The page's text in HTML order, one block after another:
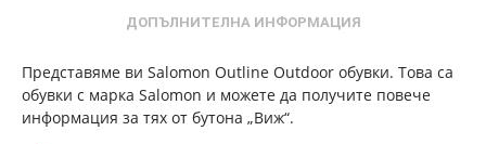
ДОПЪЛНИТЕЛНА ИНФОРМАЦИЯ
Представяме ви Salomon Outline Outdoor обувки. Това са
обувки с марка Salomon и можете да получите повече
информация за тях от бутона „Виж“.